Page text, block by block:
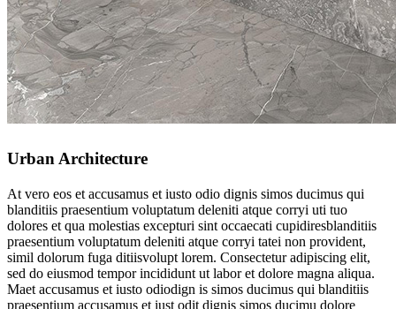
Urban Architecture
At vero eos et accusamus et iusto odio dignis simos ducimus qui
blanditiis praesentium voluptatum deleniti atque corryi uti tuo
dolores et qua molestias excepturi sint occaecati cupidiresblanditiis
praesentium voluptatum deleniti atque corryi tatei non provident,
simil dolorum fuga ditiisvolupt lorem. Consectetur adipiscing elit,
sed do eiusmod tempor incididunt ut labor et dolore magna aliqua.
Maet accusamus et iusto odiodign is simos ducimus qui blanditiis
praesentium accusamus et iust odit dignis simos ducimu dolore